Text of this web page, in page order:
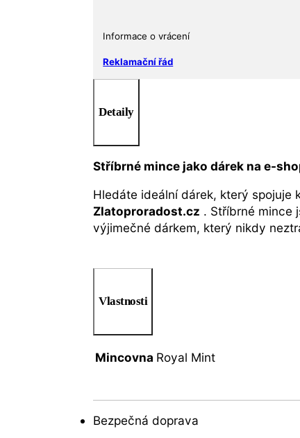
Informace o vrácení
Reklamační řád
Detaily
Stříbrné mince jako dárek na e-
Hledáte ideální dárek, který
Zlatoproradost.cz . Stříbrné mince
výjimečné dárkem, který nikdy
Vlastnosti
Mincovna Royal Mint
Bezpečná doprava